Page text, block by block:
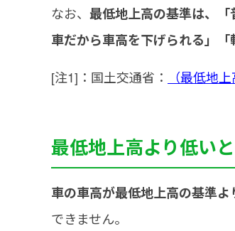
なお、 最低地上高の基準は、
車だから車高を下げられる」「
[注1]：国土交通省：
（最低地
最低地上高より低い
車の車高が最低地上高の基準よ
できません。